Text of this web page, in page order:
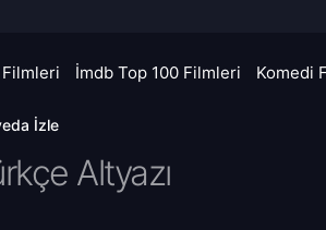
İmdb Top 100 Filmleri Komedi
İzle
Altyazı